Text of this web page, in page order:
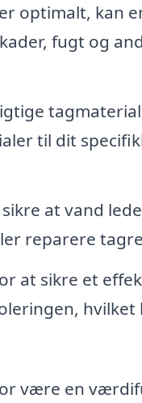
optimalt, kan
fugt og
til dit
at vand
reparere
at sikre et
hvilket
være en